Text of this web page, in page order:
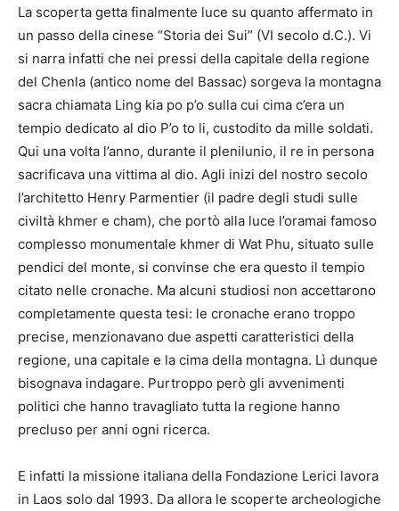
La scoperta getta finalmente luce su quanto affermato in
un passo della cinese “Storia dei Sui” (VI secolo d.C.). Vi
si narra infatti che nei pressi della capitale della regione
del Chenla (antico nome del Bassac) sorgeva la montagna
sacra chiamata Ling kia po p’o sulla cui cima c’era un
tempio dedicato al dio P’o to li, custodito da mille soldati.
Qui una volta l’anno, durante il plenilunio, il re in persona
sacrificava una vittima al dio. Agli inizi del nostro secolo
l’architetto Henry Parmentier (il padre degli studi sulle
civiltà khmer e cham), che portò alla luce l’oramai famoso
complesso monumentale khmer di Wat Phu, situato sulle
pendici del monte, si convinse che era questo il tempio
citato nelle cronache. Ma alcuni studiosi non accettarono
completamente questa tesi: le cronache erano troppo
precise, menzionavano due aspetti caratteristici della
regione, una capitale e la cima della montagna. Lì dunque
bisognava indagare. Purtroppo però gli avvenimenti
politici che hanno travagliato tutta la regione hanno
precluso per anni ogni ricerca.
E infatti la missione italiana della Fondazione Lerici lavora
in Laos solo dal 1993. Da allora le scoperte archeologiche